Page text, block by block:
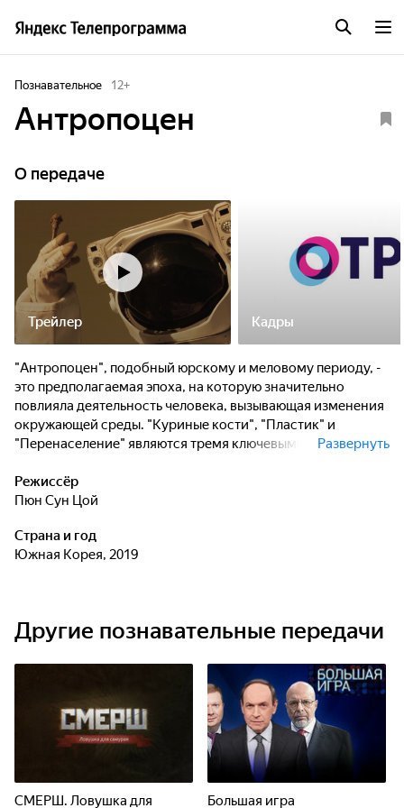
Познавательное 12+
Антропоцен
О передаче
Трейлер Кадры
"Антропоцен", подобный юрскому и меловому периоду, -
это предполагаемая эпоха, на которую значительно
повлияла деятельность человека, вызывающая изменения
окружающей среды. "Куриные кости", "Пластик" и
"Перенаселение" являются тремя ключевыми словами для
Провозглашение нашей эры антропоценом
свидетельствует о том, что люди обладают огромным
грандиозном географическом масштабе.
Развернуть
Режиссёр
Пюн Сун Цой
Страна и год
Южная Корея, 2019
Другие познавательные передачи
СМЕРШ. Ловушка для Большая игра